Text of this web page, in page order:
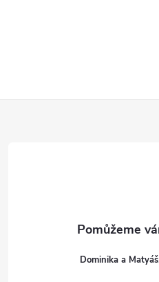
Dominika a Matyáš